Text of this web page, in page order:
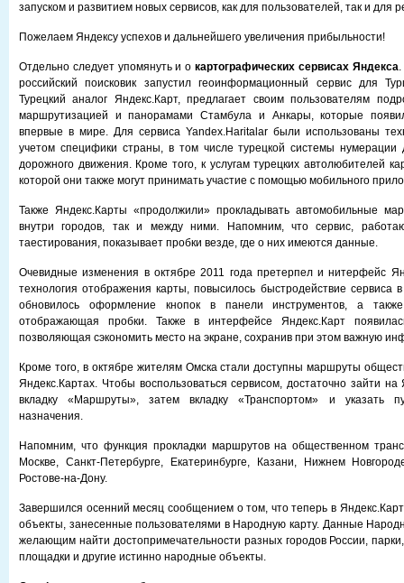
запуском и развитием новых сервисов, как для пользователей, так и для
Пожелаем Яндексу успехов и дальнейшего увеличения прибыльности!
Отдельно следует упомянуть и окартографических сервисах Яндекса.
российский поисковик запустил геоинформационный сервис для
Турецкий аналог Яндекс.Карт, предлагает своим пользователям
маршрутизацией и панорамами Стамбула и Анкары, которые
впервые в мире. Для сервиса Yandex.Haritalar были использованы
учетом специфики страны, в том числе турецкой системы нумерации
дорожного движения. Кроме того, к услугам турецких автолюбителей
которой они также могут принимать участие с помощью мобильного
Также Яндекс.Карты «продолжили» прокладывать автомобильные
внутри городов, так и между ними. Напомним, что сервис,
таестирования, показывает пробки везде, где о них имеются данные.
Очевидные изменения в октябре 2011 года претерпел и нитерфейс
технология отображения карты, повысилось быстродействие сервиса
обновилось оформление кнопок в панели инструментов, а
отображающая пробки. Также в интерфейсе Яндекс.Карт
позволяющая сэкономить место на экране, сохранив при этом важную
Кроме того, в октябре жителям Омска стали доступны маршруты
Яндекс.Картах. Чтобы воспользоваться сервисом, достаточно зайти
вкладку «Маршруты», затем вкладку «Транспортом» и указать
назначения.
Напомним, что функция прокладки маршрутов на общественном
Москве, Санкт-Петербурге, Екатеринбурге, Казани, Нижнем
Ростове-на-Дону.
Завершился осенний месяц сообщением о том, что теперь в
объекты, занесенные пользователями в Народную карту. Данные
желающим найти достопримечательности разных городов России,
площадки и другие истинно народные объекты.